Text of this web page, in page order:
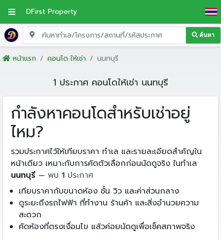
DFirst Property
ค้นหา
หน้าแรก คอนโด ให้เช่า นนทบุรี
1 ประกาศ คอนโดให้เช่า นนทบุรี
กำลังหาคอนโดสำหรับเช่าอยู่
ไหม?
รวมประกาศไว้ให้เทียบราคา ทำเล และรายละเอียดสำคัญใน
หน้าเดียว เหมาะกับการคัดตัวเลือกก่อนนัดดูจริง ในทำเล
นนทบุรี— พบ 1ประกาศ
เทียบราคากับขนาดห้อง ชั้น วิว และค่าส่วนกลาง
ดูระยะถึงรถไฟฟ้า ที่ทำงาน ร้านค้า และสิ่งอำนวยความ
สะดวก
คัดห้องที่ตรงเงื่อนไข แล้วค่อยนัดดูเพื่อเช็คสภาพจริง